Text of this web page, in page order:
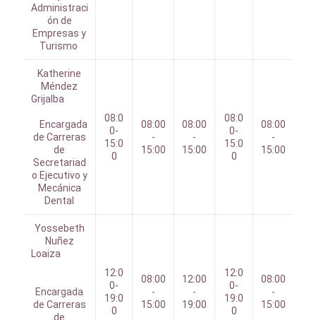
Administraci
ón de
Empresas y
Turismo
Katherine
Méndez
Grijalba
Encargada
de Carreras
de
Secretariad
o Ejecutivo y
Mecánica
Dental
08:0
0-
15:0
0
08:00
-
15:00
08:00
-
15:00
08:0
0-
15:0
0
08:00
-
15:00
Yossebeth
Nuñez
Loaiza
Encargada
de Carreras
de
12:0
0-
19:0
0
08:00
-
15:00
12:00
-
19:00
12:0
0-
19:0
0
08:00
-
15:00